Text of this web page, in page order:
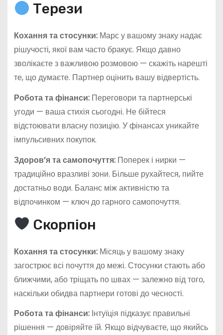
Терези
Кохання та стосунки:Марс у вашому знаку надає
рішучості, якої вам часто бракує. Якщо давно
зволікаєте з важливою розмовою — скажіть нарешті
те, що думаєте. Партнер оцінить вашу відвертість.
Робота та фінанси:Переговори та партнерські
угоди — ваша стихія сьогодні. Не бійтеся
відстоювати власну позицію. У фінансах уникайте
імпульсивних покупок.
Здоров’я та самопочуття:Поперек і нирки —
традиційно вразливі зони. Більше рухайтеся, пийте
достатньо води. Баланс між активністю та
відпочинком — ключ до гарного самопочуття.
Скорпіон
Кохання та стосунки:Місяць у вашому знаку
загострює всі почуття до межі. Стосунки стають або
ближчими, або тріщать по швах — залежно від того,
наскільки обидва партнери готові до чесності.
Робота та фінанси:Інтуїція підказує правильні
рішення — довіряйте їй. Якщо відчуваєте, що якийсь